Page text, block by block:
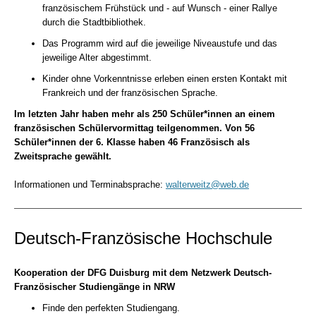
französischem Frühstück und - auf Wunsch - einer Rallye
durch die Stadtbibliothek.
Das Programm wird auf die jeweilige Niveaustufe und das
jeweilige Alter abgestimmt.
Kinder ohne Vorkenntnisse erleben einen ersten Kontakt mit
Frankreich und der französischen Sprache.
Im letzten Jahr haben mehr als 250 Schüler*innen an einem
französischen Schülervormittag teilgenommen. Von 56
Schüler*innen der 6. Klasse haben 46 Französisch als
Zweitsprache gewählt.
Informationen und Terminabsprache: walterweitz@web.de
Deutsch-Französische Hochschule
Kooperation der DFG Duisburg mit dem Netzwerk Deutsch-
Französischer Studiengänge in NRW
Finde den perfekten Studiengang.